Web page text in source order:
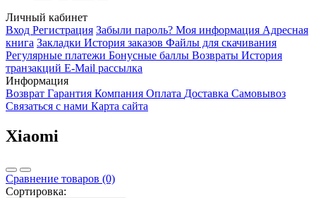
Личный кабинет
Вход Регистрация Забыли пароль? Моя информация Адресная
книга Закладки История заказов Файлы для скачивания
Регулярные платежи Бонусные баллы Возвраты История
транзакций E-Mail рассылка
Информация
Возврат Гарантия Компания Оплата Доставка Самовывоз
Связаться с нами Карта сайта
Xiaomi
Сравнение товаров (0)
Сортировка: